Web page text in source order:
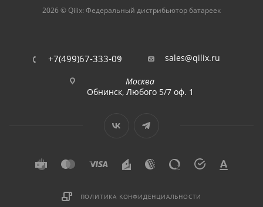
2026 © Qilix: Федеральный дистрибьютор батареек
+7(499)67-333-09 sales@qilix.ru
Москва
Обнинск, Любого 5/7 оф. 1
ПОЛИТИКА КОНФИДЕНЦИАЛЬНОСТИ